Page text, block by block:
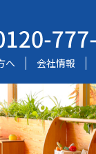
へ 会社情報